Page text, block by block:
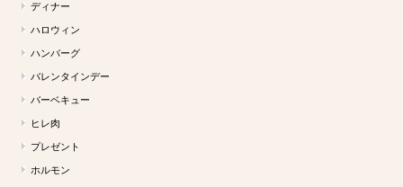
ディナー
ハロウィン
ハンバーグ
バレンタインデー
バーベキュー
ヒレ肉
プレゼント
ホルモン